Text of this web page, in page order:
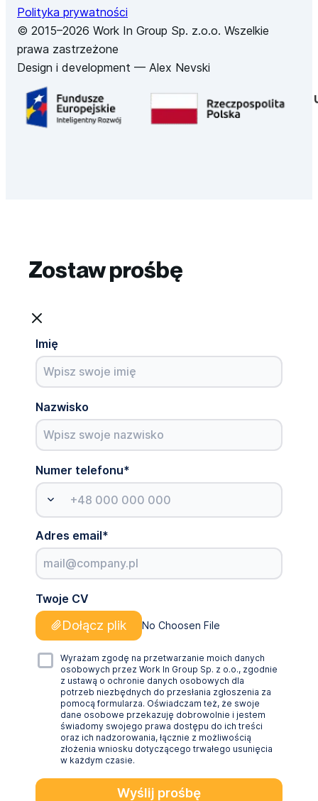
Polityka prywatności
© 2015–2026 Work In Group Sp. z.o.o. Wszelkie
prawa zastrzeżone
Design i development — Alex Nevski
Zostaw prośbę
Imię
Nazwisko
Numer telefonu*
Adres email*
Twoje CV
Dołącz plik No Choosen File
Wyrażam zgodę na przetwarzanie moich danych
osobowych przez Work In Group Sp. z o.o., zgodnie
z ustawą o ochronie danych osobowych dla
potrzeb niezbędnych do przesłania zgłoszenia za
pomocą formularza. Oświadczam też, że swoje
dane osobowe przekazuję dobrowolnie i jestem
świadomy swojego prawa dostępu do ich treści
oraz ich nadzorowania, łącznie z możliwością
złożenia wniosku dotyczącego trwałego usunięcia
w każdym czasie.
Wyślij prośbę